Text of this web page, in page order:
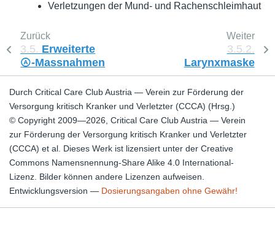
Verletzungen der Mund- und Rachenschleimhaut
Zurück
3.5. Erweiterte
Ⓐ-Massnahmen
Weiter
3.5.2.
Larynxmaske
Durch Critical Care Club Austria — Verein zur Förderung der
Versorgung kritisch Kranker und Verletzter (CCCA) (Hrsg.)
© Copyright 2009—2026, Critical Care Club Austria — Verein
zur Förderung der Versorgung kritisch Kranker und Verletzter
(CCCA) et al. Dieses Werk ist lizensiert unter der Creative
Commons Namensnennung-Share Alike 4.0 International-
Lizenz. Bilder können andere Lizenzen aufweisen.
Entwicklungsversion — Dosierungsangaben ohne Gewähr!